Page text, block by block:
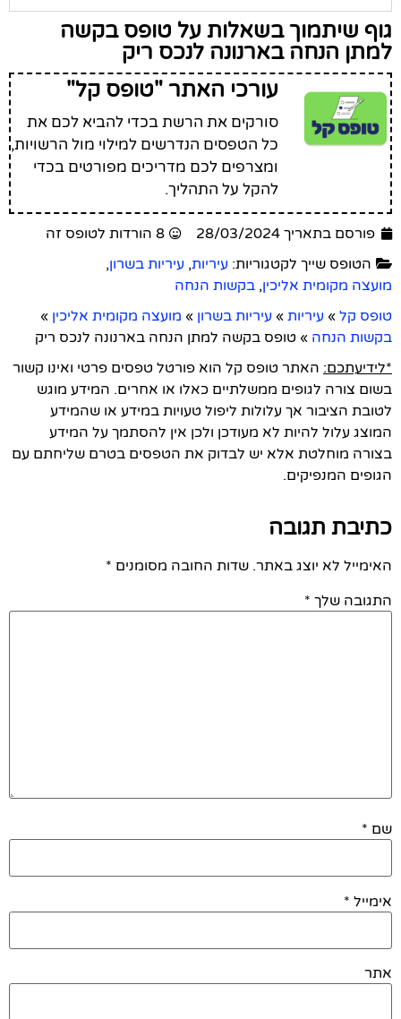
גוף שיתמוך בשאלות על טופס בקשה
למתן הנחה בארנונה לנכס ריק
עורכי האתר "טופס קל"
סורקים את הרשת בכדי להביא לכם את
כל הטפסים הנדרשים למילוי מול הרשויות,
ומצרפים לכם מדריכים מפורטים בכדי
להקל על התהליך.
פורסם בתאריך 28/03/2024
8 הורדות לטופס זה
הטופס שייך לקטגוריות: עיריות, עיריות בשרון,
מועצה מקומית אליכין, בקשות הנחה
טופס קל » עיריות » עיריות בשרון » מועצה מקומית אליכין »
בקשות הנחה » טופס בקשה למתן הנחה בארנונה לנכס ריק
*לידיעתכם: האתר טופס קל הוא פורטל טפסים פרטי ואינו קשור
בשום צורה לגופים ממשלתיים כאלו או אחרים. המידע מוגש
לטובת הציבור אך עלולות ליפול טעויות במידע או שהמידע
המוצג עלול להיות לא מעודכן ולכן אין להסתמך על המידע
בצורה מוחלטת אלא יש לבדוק את הטפסים בטרם שליחתם עם
הגופים המנפיקים.
כתיבת תגובה
האימייל לא יוצג באתר. שדות החובה מסומנים *
התגובה שלך *
שם *
אימייל *
אתר